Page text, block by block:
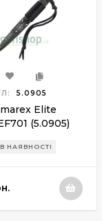
5.0905
Elite
(5.0905)
НАЯВНОСТІ